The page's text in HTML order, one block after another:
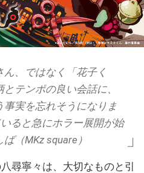
、ではなく「花子く
テンポの良い会話に、
実を忘れそうになりま
ると急にホラー展開が始
（MKz square）
尋寧々は、大切なものと引